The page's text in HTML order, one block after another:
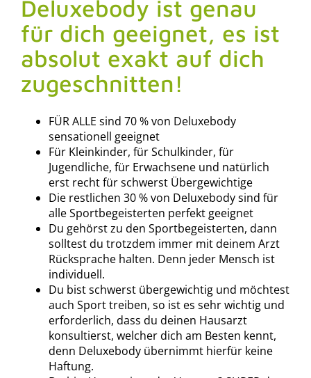
Deluxebody ist genau
für dich geeignet, es ist
absolut exakt auf dich
zugeschnitten!
FÜR ALLE sind 70 % von Deluxebody
sensationell geeignet
Für Kleinkinder, für Schulkinder, für
Jugendliche, für Erwachsene und natürlich
erst recht für schwerst Übergewichtige
Die restlichen 30 % von Deluxebody sind für
alle Sportbegeisterten perfekt geeignet
Du gehörst zu den Sportbegeisterten, dann
solltest du trotzdem immer mit deinem Arzt
Rücksprache halten. Denn jeder Mensch ist
individuell.
Du bist schwerst übergewichtig und möchtest
auch Sport treiben, so ist es sehr wichtig und
erforderlich, dass du deinen Hausarzt
konsultierst, welcher dich am Besten kennt,
denn Deluxebody übernimmt hierfür keine
Haftung.